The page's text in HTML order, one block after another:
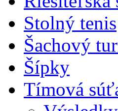
Stolný tenis
Šachový
Šípky
Tímová